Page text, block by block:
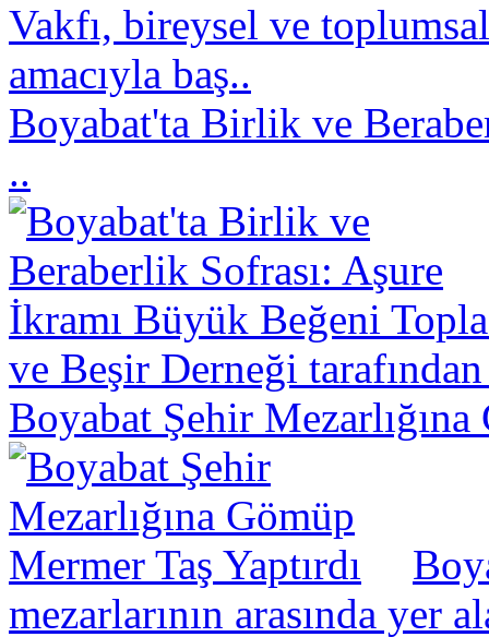
Vakfı, bireysel ve
amacıyla baş..
Boyabat'ta Birlik ve
..
ve Beşir Derneği
Boyabat Şehir Mezarlığına
mezarlarının arasında yer